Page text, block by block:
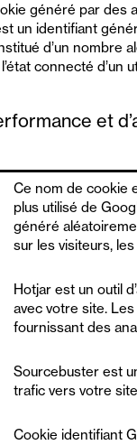
généré par des
un identifiant
d’un nombre
connecté d’un
et
Ce nom de cookie
plus utilisé de
généré
sur les visiteurs,
Hotjar est un outil
avec votre site.
fournissant des
Sourcebuster est
trafic vers votre
Cookie identifiant